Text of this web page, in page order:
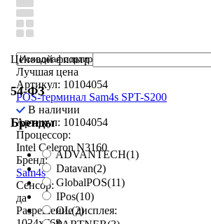
Ценовой фильтр
54-ФЗ
Бренды
ADVANTECH(1)
Datavan(2)
GlobalPOS(11)
IPos(10)
OL(2)
Лучшая цена
Артикул: 10104054
POS-терминал Sam4s SPT-S200
В наличии
Артикул: 10104054
Процессор:
Intel Celeron N3160
Бренд:
Sam4s
Сенсор:
да
Разрешение дисплея: